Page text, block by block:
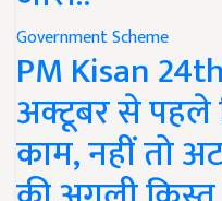
Government Scheme
PM Kisan
अक्टूबर से पहले
काम, नहीं तो